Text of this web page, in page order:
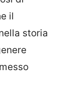
il
storia